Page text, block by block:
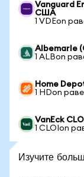
Vanguard
США
1 VDEon
Albemarle
1 ALBon
Home
1 HDon
VanEck
1 CLOIon
Изучите